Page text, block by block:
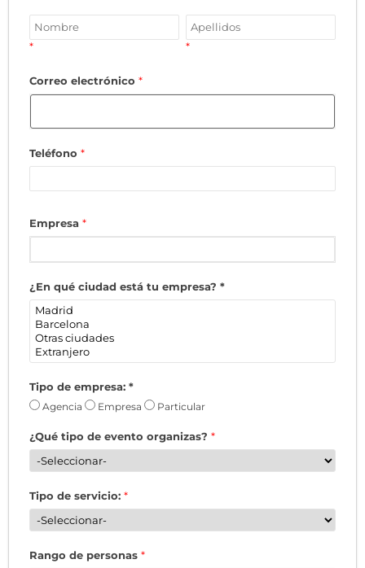
* *
Correo electrónico *
Teléfono *
Empresa *
¿En qué ciudad está tu empresa? *
Tipo de empresa: *
Agencia Empresa Particular
¿Qué tipo de evento organizas? *
Tipo de servicio: *
Rango de personas *